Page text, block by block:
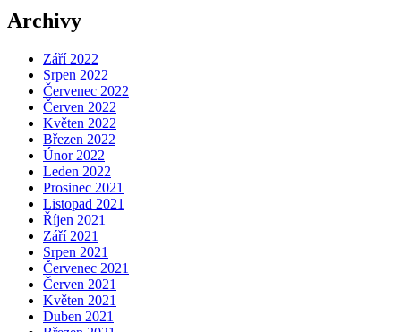
Archivy
Září 2022
Srpen 2022
Červenec 2022
Červen 2022
Květen 2022
Březen 2022
Únor 2022
Leden 2022
Prosinec 2021
Listopad 2021
Říjen 2021
Září 2021
Srpen 2021
Červenec 2021
Červen 2021
Květen 2021
Duben 2021